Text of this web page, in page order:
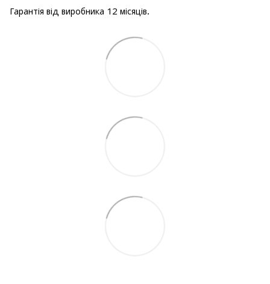
Гарантія від виробника 12 місяців.